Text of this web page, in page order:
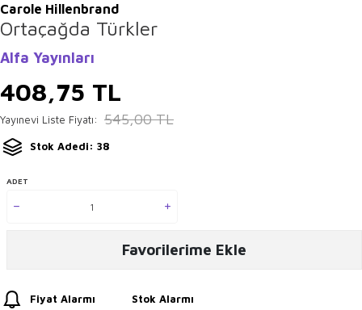
Carole Hillenbrand
Ortaçağda Türkler
Alfa Yayınları
408,75 TL
Yayınevi Liste Fiyatı: 545,00TL
Stok Adedi: 38
ADET
Favorilerime Ekle
Fiyat Alarmı Stok Alarmı